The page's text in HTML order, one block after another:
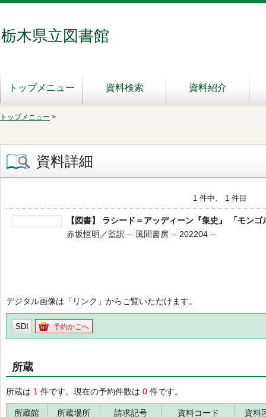
栃木県立図書館
トップメニュー 資料検索 資料紹介
トップメニュー >
資料詳細
1 件中、 1 件目
【図書】 ラシード＝アッディーン『集史』 「モン
赤坂恒明／監訳 -- 風間書房 -- 202204 --
デジタル画像は「リンク」からご覧いただけます。
SDI 予約かごへ
所蔵
所蔵は 1 件です。現在の予約件数は 0 件です。
所蔵館 所蔵場所 請求記号 資料コード 資料